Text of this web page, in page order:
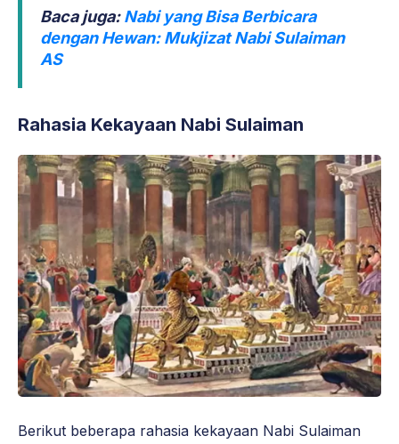
Baca juga:Nabi yang Bisa Berbicara
dengan Hewan: Mukjizat Nabi Sulaiman
AS
Rahasia Kekayaan Nabi Sulaiman
Berikut beberapa rahasia kekayaan Nabi Sulaiman